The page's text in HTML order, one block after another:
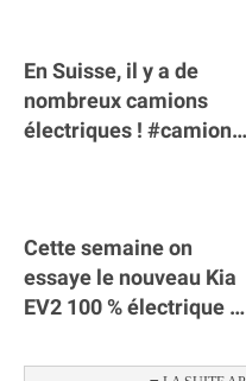
En Suisse, il y a de
nombreux camions
électriques ! #camion
Cette semaine on
essaye le nouveau Kia
EV2 100 % électrique ⚡️!
autonomie.